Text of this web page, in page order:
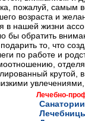
пожалуй, самым
возраста и
в нашей жизни
бы обратить
то, что
по работе и
крутой,
Лечебно-